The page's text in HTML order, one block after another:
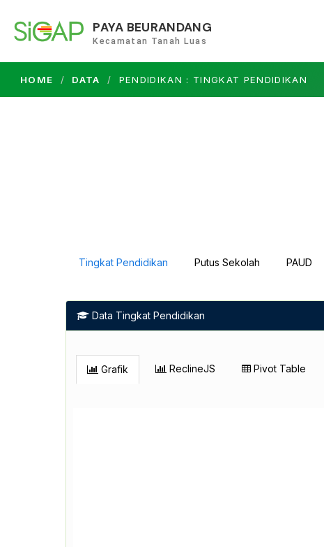
PAYA BEURANDANG
Kecamatan Tanah Luas
HOME DATA PENDIDIKAN : TINGKAT PENDIDIKAN
Tingkat Pendidikan Putus Sekolah PAUD
Data Tingkat Pendidikan
Grafik ReclineJS Pivot Table